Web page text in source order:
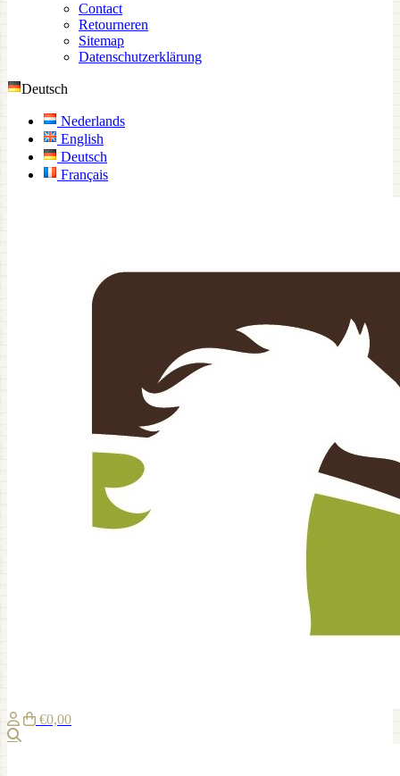
Contact
Retourneren
Sitemap
Datenschutzerklärung
Deutsch
Nederlands
English
Deutsch
Français
€0,00